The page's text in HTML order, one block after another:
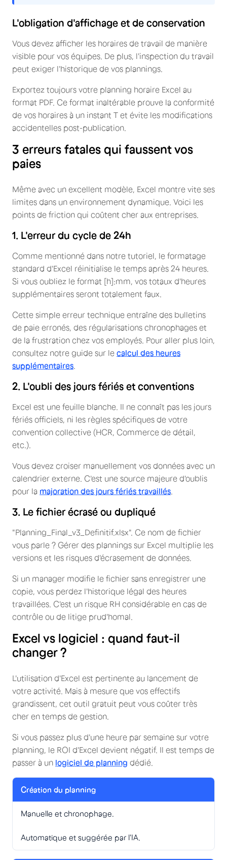
L'obligation d'affichage et de conservation
Vous devez afficher les horaires de travail de manière
visible pour vos équipes. De plus, l'inspection du travail
peut exiger l'historique de vos plannings.
Exportez toujours votre planning horaire Excel au
format PDF. Ce format inaltérable prouve la conformité
de vos horaires à un instant T et évite les modifications
accidentelles post-publication.
3 erreurs fatales qui faussent vos
paies
Même avec un excellent modèle, Excel montre vite ses
limites dans un environnement dynamique. Voici les
points de friction qui coûtent cher aux entreprises.
1. L'erreur du cycle de 24h
Comme mentionné dans notre tutoriel, le formatage
standard d'Excel réinitialise le temps après 24 heures.
Si vous oubliez le format [h]:mm, vos totaux d'heures
supplémentaires seront totalement faux.
Cette simple erreur technique entraîne des bulletins
de paie erronés, des régularisations chronophages et
de la frustration chez vos employés. Pour aller plus loin,
consultez notre guide sur le calcul des heures
supplémentaires
2. L'oubli des jours fériés et conventions
Excel est une feuille blanche. Il ne connaît pas les jours
fériés officiels, ni les règles spécifiques de votre
convention collective (HCR, Commerce de détail,
etc.).
Vous devez croiser manuellement vos données avec un
calendrier externe. C'est une source majeure d'oublis
pour la majoration des jours fériés travaillés
3. Le fichier écrasé ou dupliqué
"Planning_Final_v3_Definitif.xlsx". Ce nom de fichier
vous parle ? Gérer des plannings sur Excel multiplie les
versions et les risques d'écrasement de données.
Si un manager modifie le fichier sans enregistrer une
copie, vous perdez l'historique légal des heures
travaillées. C'est un risque RH considérable en cas de
contrôle ou de litige prud'homal.
Excel vs logiciel : quand faut-il
changer ?
L'utilisation d'Excel est pertinente au lancement de
votre activité. Mais à mesure que vos effectifs
grandissent, cet outil gratuit peut vous coûter très
cher en temps de gestion.
Si vous passez plus d'une heure par semaine sur votre
planning, le ROI d'Excel devient négatif. Il est temps de
passer à un logiciel de planning dédié.
Création du planning
Manuelle et chronophage.
Automatique et suggérée par l'IA.